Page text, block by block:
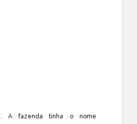
A fazenda tinha o nome